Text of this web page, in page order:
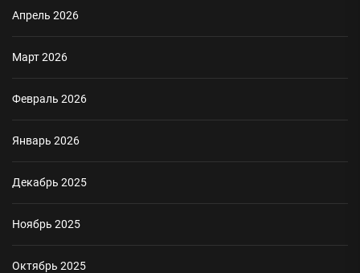
Апрель 2026
Март 2026
Февраль 2026
Январь 2026
Декабрь 2025
Ноябрь 2025
Октябрь 2025